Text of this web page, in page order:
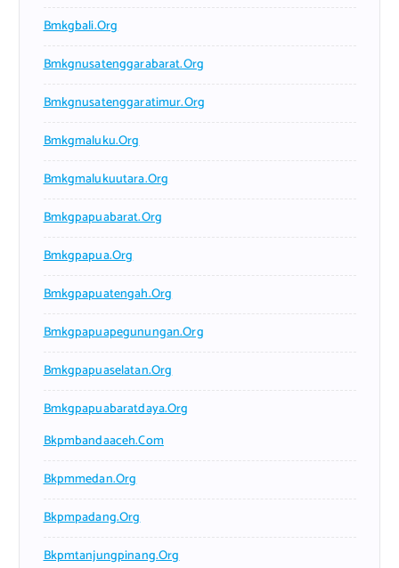
Bmkgbali.org
Bmkgnusatenggarabarat.org
Bmkgnusatenggaratimur.org
Bmkgmaluku.org
Bmkgmalukuutara.org
Bmkgpapuabarat.org
Bmkgpapua.org
Bmkgpapuatengah.org
Bmkgpapuapegunungan.org
Bmkgpapuaselatan.org
Bmkgpapuabaratdaya.org
Bkpmbandaaceh.com
Bkpmmedan.org
Bkpmpadang.org
Bkpmtanjungpinang.org